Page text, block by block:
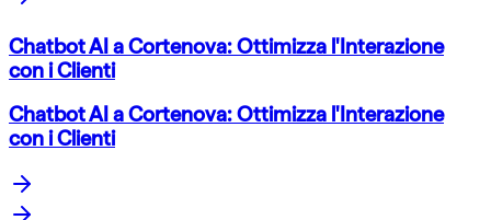
Chatbot AI a Cortenova: Ottimizza l'Interazione
con i Clienti
Chatbot AI a Cortenova: Ottimizza l'Interazione
con i Clienti